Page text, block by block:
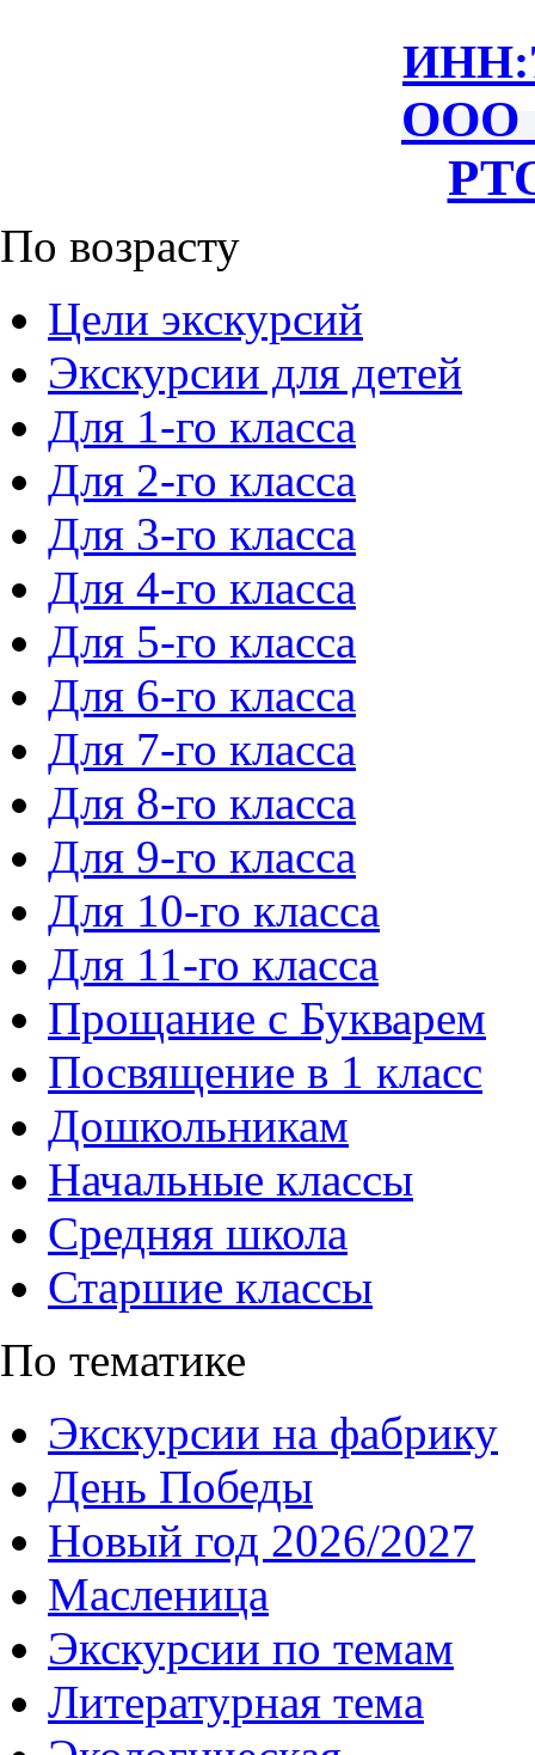
ИНН:
ООО
По возрасту
Цели экскурсий
Экскурсии для детей
Для 1-го класса
Для 2-го класса
Для 3-го класса
Для 4-го класса
Для 5-го класса
Для 6-го класса
Для 7-го класса
Для 8-го класса
Для 9-го класса
Для 10-го класса
Для 11-го класса
Прощание с Букварем
Посвящение в 1 класс
Дошкольникам
Начальные классы
Средняя школа
Старшие классы
По тематике
Экскурсии на фабрику
День Победы
Новый год 2026/2027
Масленица
Экскурсии по темам
Литературная тема